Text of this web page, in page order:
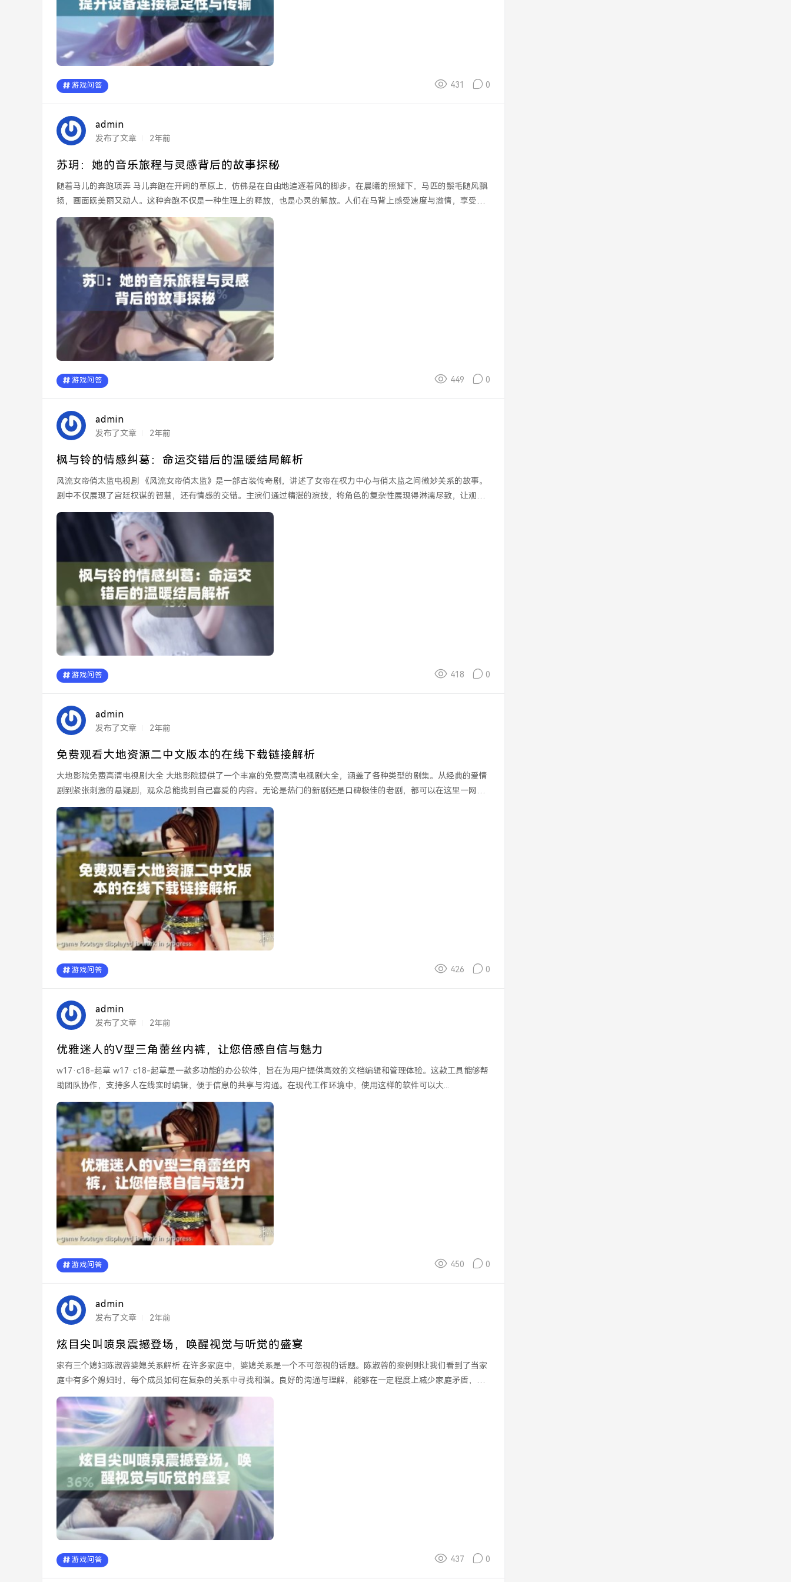
游戏问答 431 0
admin
发布了文章 2年前
苏玥：她的音乐旅程与灵感背后的故事探秘
随着马儿的奔跑项弄 马儿奔跑在开阔的草原上，仿佛是在自由地追逐着风的脚步。在晨曦的照耀下，马匹的鬃毛随风飘
扬，画面既美丽又动人。这种奔跑不仅是一种生理上的释放，也是心灵的解放。人们在马背上感受速度与激情，享受生
活的...
游戏问答 449 0
admin
发布了文章 2年前
枫与铃的情感纠葛：命运交错后的温暖结局解析
风流女帝俏太监电视剧 《风流女帝俏太监》是一部古装传奇剧，讲述了女帝在权力中心与俏太监之间微妙关系的故事。
剧中不仅展现了宫廷权谋的智慧，还有情感的交错。主演们通过精湛的演技，将角色的复杂性展现得淋漓尽致，让观众
深陷...
游戏问答 418 0
admin
发布了文章 2年前
免费观看大地资源二中文版本的在线下载链接解析
大地影院免费高清电视剧大全 大地影院提供了一个丰富的免费高清电视剧大全，涵盖了各种类型的剧集。从经典的爱情
剧到紧张刺激的悬疑剧，观众总能找到自己喜爱的内容。无论是热门的新剧还是口碑极佳的老剧，都可以在这里一网打
尽，...
游戏问答 426 0
admin
发布了文章 2年前
优雅迷人的V型三角蕾丝内裤，让您倍感自信与魅力
w17·c18-起草 w17·c18-起草是一款多功能的办公软件，旨在为用户提供高效的文档编辑和管理体验。这款工具能够帮
助团队协作，支持多人在线实时编辑，便于信息的共享与沟通。在现代工作环境中，使用这样的软件可以大...
游戏问答 450 0
admin
发布了文章 2年前
炫目尖叫喷泉震撼登场，唤醒视觉与听觉的盛宴
家有三个媳妇陈淑蓉婆媳关系解析 在许多家庭中，婆媳关系是一个不可忽视的话题。陈淑蓉的案例则让我们看到了当家
庭中有多个媳妇时，每个成员如何在复杂的关系中寻找和谐。良好的沟通与理解，能够在一定程度上减少家庭矛盾，促
进亲...
游戏问答 437 0